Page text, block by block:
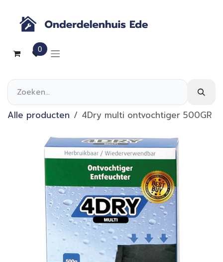
0
Alle producten 4Dry multi ontvochtiger 500GR